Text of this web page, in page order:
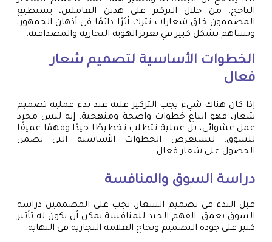
الناجح. من خلال التركيز على هذين العاملين، يستطيع
المصممون خلق شعارات تترك أثرًا دائمًا في أذهان الجمهور،
وتساهم بشكل كبير في تعزيز الهوية التجارية والمصداقية.
الخطوات الأساسية لتصميم شعار
فعال
إذا كان هناك شيء يجب التركيز عليه عند بدء عملية تصميم
شعار، فهو اتباع خطوات واضحة ومنهجية. إنه ليس مجرد
عمل عشوائي، بل عملية تتطلب تخطيطًا جيدًا وفهمًا عميقًا
للسوق. لنستعرض الخطوات الأساسية التي تضمن
الحصول على شعار فعال.
دراسة السوق والمنافسة
قبل البدء في تصميم الشعار، يجب على المصممين دراسة
السوق بعمق. الفهم الجيد للمنافسة يمكن أن يكون له تأثير
كبير على جودة التصميم ونجاح العلامة التجارية في النهاية.